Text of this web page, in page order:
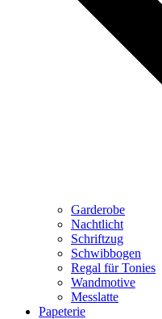
Garderobe
Nachtlicht
Schriftzug
Schwibbogen
Regal für Tonies
Wandmotive
Messlatte
Papeterie